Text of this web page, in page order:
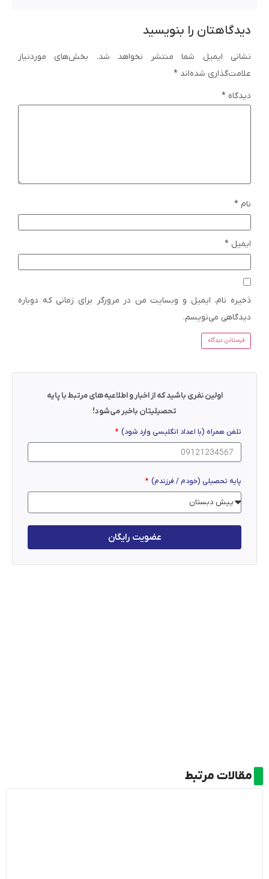
دیدگاهتان را بنویسید
نشانی ایمیل شما منتشر نخواهد شد.
بخش‌های موردنیاز
علامت‌گذاری شده‌اند *
دیدگاه *
نام *
ایمیل *
ذخیره نام، ایمیل و وبسایت من در مرورگر برای زمانی که دوباره
دیدگاهی می‌نویسم.
اولین نفری باشید که از اخبار و اطلاعیه‌های مرتبط با پایه
تحصیلیتان باخبر می‌شود!
تلفن همراه (با اعداد انگلیسی وارد شود)
پایه تحصیلی (خودم / فرزندم)
عضویت رایگان
مقالات مرتبط